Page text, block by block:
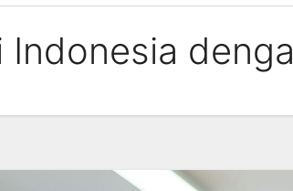
Indonesia